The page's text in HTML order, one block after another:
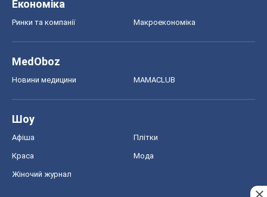
Економіка
Ринки та компанії Макроекономіка
MedOboz
Новини медицини MAMACLUB
Шоу
Афіша Плітки
Краса Мода
Жіночий журнал